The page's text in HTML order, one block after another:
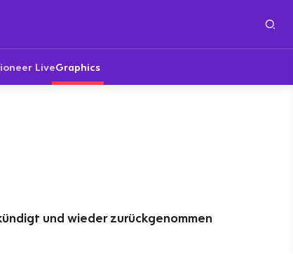
LiveGraphics
und wieder zurückgenommen